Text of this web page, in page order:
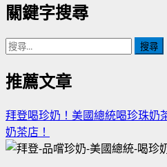
關鍵字搜尋
搜
關
字:
推薦文章
拜登喝珍奶！美國總統喝珍珠奶
奶茶店！